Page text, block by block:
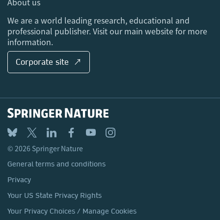
We are a world leading research, educational and
professional publisher. Visit our main website for more
information.
Corporate site ↗
© 2026 Springer Nature
General terms and conditions
Privacy
Your US State Privacy Rights
Your Privacy Choices / Manage Cookies